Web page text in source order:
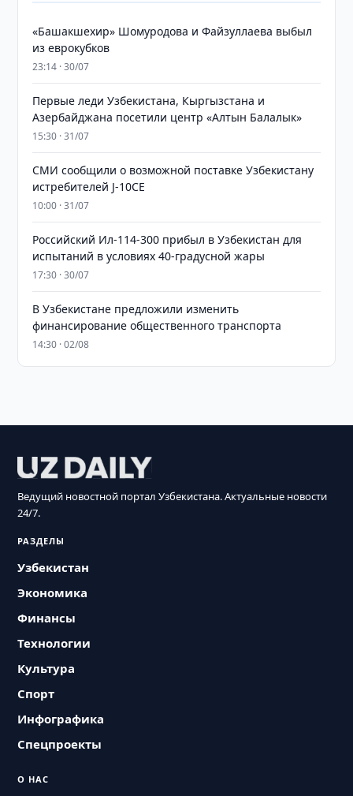
«Башакшехир» Шомуродова и Файзуллаева выбыл
из еврокубков
23:14 · 30/07
Первые леди Узбекистана, Кыргызстана и
Азербайджана посетили центр «Алтын Балалык»
15:30 · 31/07
СМИ сообщили о возможной поставке Узбекистану
истребителей J-10CE
10:00 · 31/07
Российский Ил-114-300 прибыл в Узбекистан для
испытаний в условиях 40-градусной жары
17:30 · 30/07
В Узбекистане предложили изменить
финансирование общественного транспорта
14:30 · 02/08
Ведущий новостной портал Узбекистана. Актуальные новости
24/7.
РАЗДЕЛЫ
Узбекистан
Экономика
Финансы
Технологии
Культура
Спорт
Инфографика
Спецпроекты
О НАС